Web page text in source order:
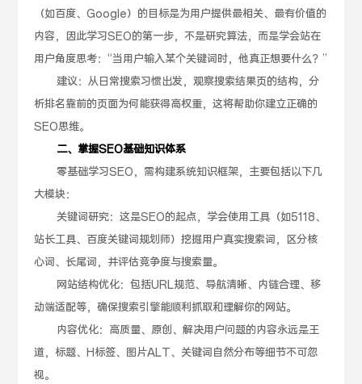
（如百度、Google）的目标是为用户提供最相关、最有价值的
内容，因此学习SEO的第一步，不是研究算法，而是学会站在
用户角度思考：“当用户输入某个关键词时，他真正想要什么？”
建议：从日常搜索习惯出发，观察搜索结果页的结构，分
析排名靠前的页面为何能获得高权重，这将帮助你建立正确的
SEO思维。
二、掌握SEO基础知识体系
零基础学习SEO，需构建系统知识框架，主要包括以下几
大模块：
关键词研究：这是SEO的起点，学会使用工具（如5118、
站长工具、百度关键词规划师）挖掘用户真实搜索词，区分核
心词、长尾词，并评估竞争度与搜索量。
网站结构优化：包括URL规范、导航清晰、内链合理、移
动端适配等，确保搜索引擎能顺利抓取和理解你的网站。
内容优化：高质量、原创、解决用户问题的内容永远是王
道，标题、H标签、图片ALT、关键词自然分布等细节不可忽
视。